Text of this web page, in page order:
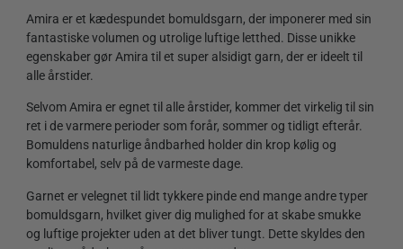
Amira er et kædespundet bomuldsgarn, der imponerer med sin
fantastiske volumen og utrolige luftige letthed. Disse unikke
egenskaber gør Amira til et super alsidigt garn, der er ideelt til
alle årstider.
Selvom Amira er egnet til alle årstider, kommer det virkelig til sin
ret i de varmere perioder som forår, sommer og tidligt efterår.
Bomuldens naturlige åndbarhed holder din krop kølig og
komfortabel, selv på de varmeste dage.
Garnet er velegnet til lidt tykkere pinde end mange andre typer
bomuldsgarn, hvilket giver dig mulighed for at skabe smukke
og luftige projekter uden at det bliver tungt. Dette skyldes den